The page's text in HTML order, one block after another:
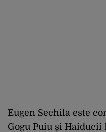
Eugen Sechila este
Gogu Puiu și Haiducii